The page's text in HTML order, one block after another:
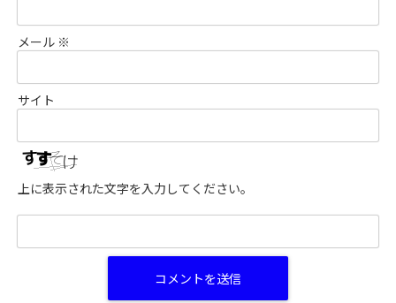
メール ※
サイト
上に表示された文字を入力してください。